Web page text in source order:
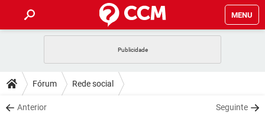
MENU
CELULAR
OUTLOOK
DICAS
JOGOS
DOWNLOADS
Fórum Rede social
Anterior Seguinte